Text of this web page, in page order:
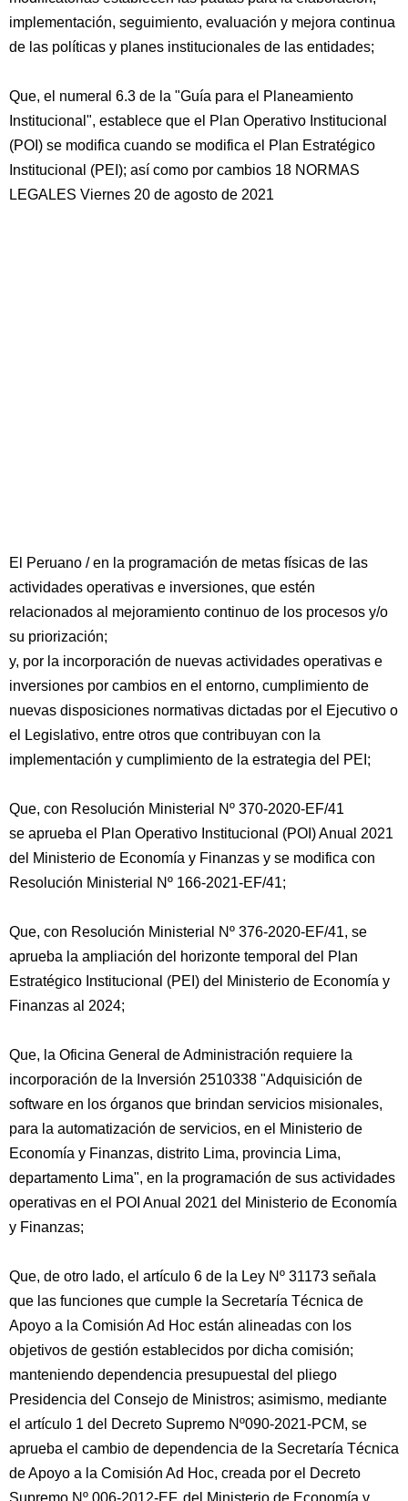
implementación, seguimiento, evaluación y mejora continua
de las políticas y planes institucionales de las entidades;
Que, el numeral 6.3 de la "Guía para el Planeamiento
Institucional", establece que el Plan Operativo Institucional
(POI) se modifica cuando se modifica el Plan Estratégico
Institucional (PEI); así como por cambios 18 NORMAS
LEGALES Viernes 20 de agosto de 2021
El Peruano / en la programación de metas físicas de las
actividades operativas e inversiones, que estén
relacionados al mejoramiento continuo de los procesos y/o
su priorización;
y, por la incorporación de nuevas actividades operativas e
inversiones por cambios en el entorno, cumplimiento de
nuevas disposiciones normativas dictadas por el Ejecutivo o
el Legislativo, entre otros que contribuyan con la
implementación y cumplimiento de la estrategia del PEI;
Que, con Resolución Ministerial Nº 370-2020-EF/41
se aprueba el Plan Operativo Institucional (POI) Anual 2021
del Ministerio de Economía y Finanzas y se modifica con
Resolución Ministerial Nº 166-2021-EF/41;
Que, con Resolución Ministerial Nº 376-2020-EF/41, se
aprueba la ampliación del horizonte temporal del Plan
Estratégico Institucional (PEI) del Ministerio de Economía y
Finanzas al 2024;
Que, la Oficina General de Administración requiere la
incorporación de la Inversión 2510338 "Adquisición de
software en los órganos que brindan servicios misionales,
para la automatización de servicios, en el Ministerio de
Economía y Finanzas, distrito Lima, provincia Lima,
departamento Lima", en la programación de sus actividades
operativas en el POI Anual 2021 del Ministerio de Economía
y Finanzas;
Que, de otro lado, el artículo 6 de la Ley Nº 31173 señala
que las funciones que cumple la Secretaría Técnica de
Apoyo a la Comisión Ad Hoc están alineadas con los
objetivos de gestión establecidos por dicha comisión;
manteniendo dependencia presupuestal del pliego
Presidencia del Consejo de Ministros; asimismo, mediante
el artículo 1 del Decreto Supremo Nº090-2021-PCM, se
aprueba el cambio de dependencia de la Secretaría Técnica
de Apoyo a la Comisión Ad Hoc, creada por el Decreto
Supremo Nº 006-2012-EF, del Ministerio de Economía y